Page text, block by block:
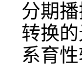
分期
转换
系育